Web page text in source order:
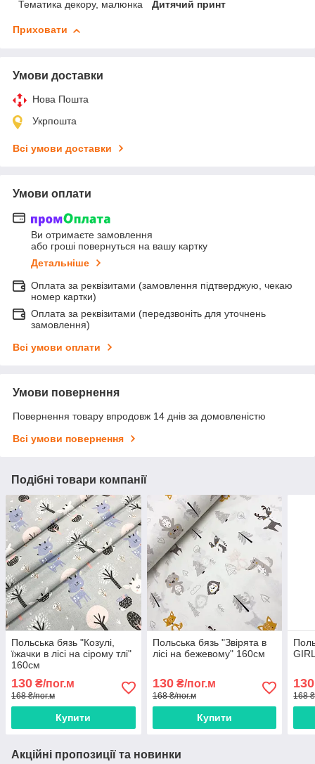
Тематика декору, малюнка Дитячий принт
Приховати
Умови доставки
Нова Пошта
Укрпошта
Всі умови доставки
Умови оплати
Ви отримаєте замовлення
або гроші повернуться на вашу картку
Детальніше
Оплата за реквізитами (замовлення підтверджую, чекаю
номер картки)
Оплата за реквізитами (передзвоніть для уточнень
замовлення)
Всі умови оплати
Умови повернення
Повернення товару впродовж 14 днів за домовленістю
Всі умови повернення
Подібні товари компанії
Польська бязь "Козулі,
їжачки в лісі на сірому тлі"
160см
130 ₴/пог.м
168 ₴/пог.м
Купити
Польська бязь "Звірята в
лісі на бежевому" 160см
130₴/пог.м
168 ₴/пог.м
Купити
130
168
Акційні пропозиції та новинки